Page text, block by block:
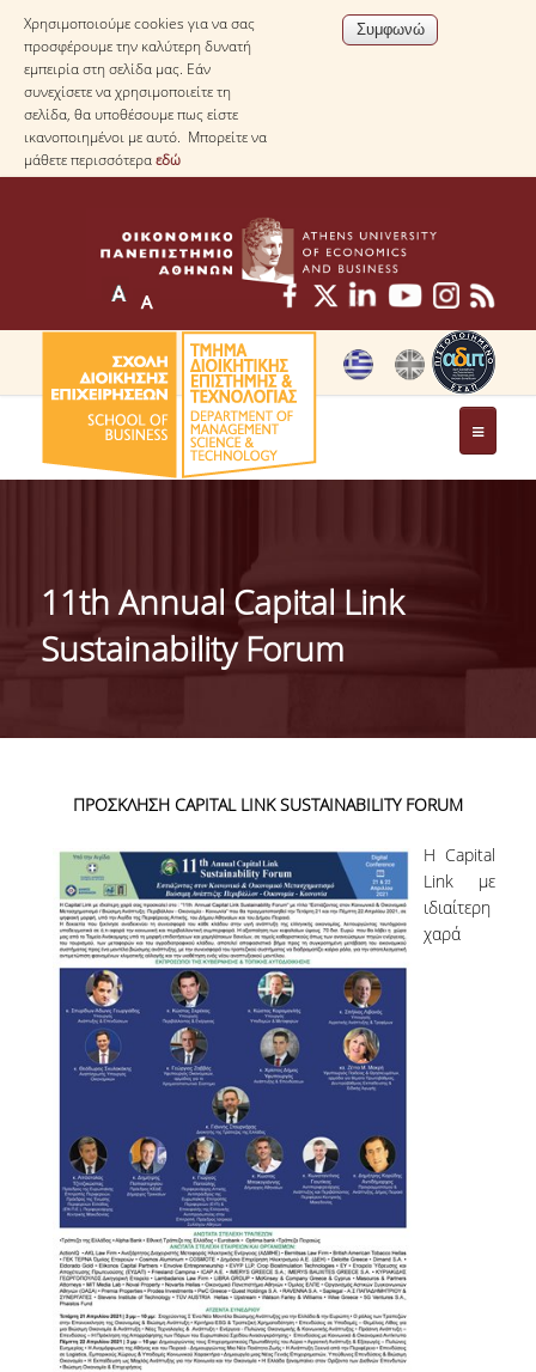
Χρησιμοποιούμε cookies για να σας
προσφέρουμε την καλύτερη δυνατή
εμπειρία στη σελίδα μας. Εάν
συνεχίσετε να χρησιμοποιείτε τη
σελίδα, θα υποθέσουμε πως είστε
ικανοποιημένοι με αυτό. Μπορείτε να
μάθετε περισσότεραεδώ
ΤΟ ΤΜΗΜΑ
ΤΑΥΤΟΤΗΤΑ ΤΟΥ ΤΜΗΜΑΤΟΣ
ΑΠΟΣΤΟΛΗ ΤΟΥ ΤΜΗΜΑΤΟΣ
ΔΙΟΙΚΗΣΗ ΤΟΥ ΤΜΗΜΑΤΟΣ
ΕΠΑΓΓΕΛΜΑΤΙΚΕΣ ΠΡΟΟΠΤΙΚΕΣ
ΓΙΑ ΜΑΘΗΤΕΣ ΛΥΚΕΙΟΥ
ΠΡΟΓΡΑΜΜΑ ΥΠΟΤΡΟΦΙΩΝ
ΚΡΙΤΗΡΙΑ ΚΑΙ ΔΙΑΔΙΚΑΣΙΑ ΕΠΙΛΟΓΗΣ
ΕΡΓΑΣΤΗΡΙΑΚΗ ΥΠΟΔΟΜΗ
NEWSLETTERS
TESTIMONIALS
ΒΡΑΒΕΙΑ ΕΞΑΙΡΕΤΙΚΗΣ ΕΠΙΔΟΣΗΣ ΣΤΗ
ΔΙΔΑΣΚΑΛΙΑ
ΑΝΘΡΩΠΙΝΟ ΔΥΝΑΜΙΚΟ
ΠΡΟΣΩΠΙΚΟ ΤΟΥ ΤΜΗΜΑΤΟΣ
11th Annual Capital Link
Sustainability Forum
ΠΡΟΣΚΛΗΣΗ CAPITAL LINK SUSTAINABILITY FORUM
Η Capital
Link με
ιδιαίτερη
χαρά